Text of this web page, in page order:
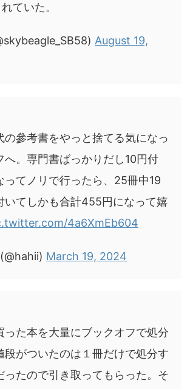
ていた。
August 19,
の參考書をやっと捨てる気になっ
へ。専門書ばっかりだし10円付
ってノリで行ったら、25冊中19
いてしかも合計455円になって嬉
4a6XmEb604
March 19, 2024
った本を大量にブックオフで処分
段がついたのは１冊だけで処分す
ったので引き取ってもらった。そ